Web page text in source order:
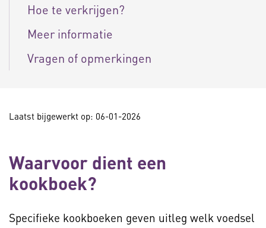
Hoe te verkrijgen?
Meer informatie
Vragen of opmerkingen
Laatst bijgewerkt op: 06-01-2026
Waarvoor dient een
kookboek?
Specifieke kookboeken geven uitleg welk voedsel